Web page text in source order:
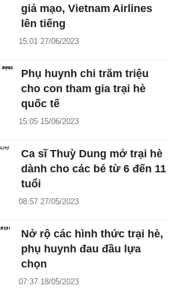
giả mạo, Vietnam Airlines
lên tiếng
15:01 27/06/2023
Phụ huynh chi trăm triệu
cho con tham gia trại hè
quốc tế
15:05 15/06/2023
Ca sĩ Thuỳ Dung mở trại hè
dành cho các bé từ 6 đến 11
tuổi
08:57 27/05/2023
Nở rộ các hình thức trại hè,
phụ huynh đau đầu lựa
chọn
07:37 18/05/2023